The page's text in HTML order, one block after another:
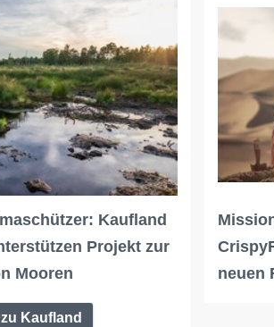
Kaufland
Projekt zur
Mooren
Kaufland
neuen